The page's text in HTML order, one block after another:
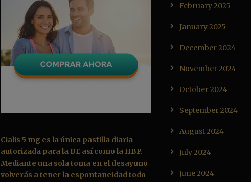
Cialis 5 mg es la única pastilla diaria
autorizada para la DE así como la HBP.
Mediante una sola toma en el desayuno
volverás a tener la espontaneidad todo
February 2025
January 2025
December 2024
November 2024
October 2024
September 2024
August 2024
July 2024
June 2024